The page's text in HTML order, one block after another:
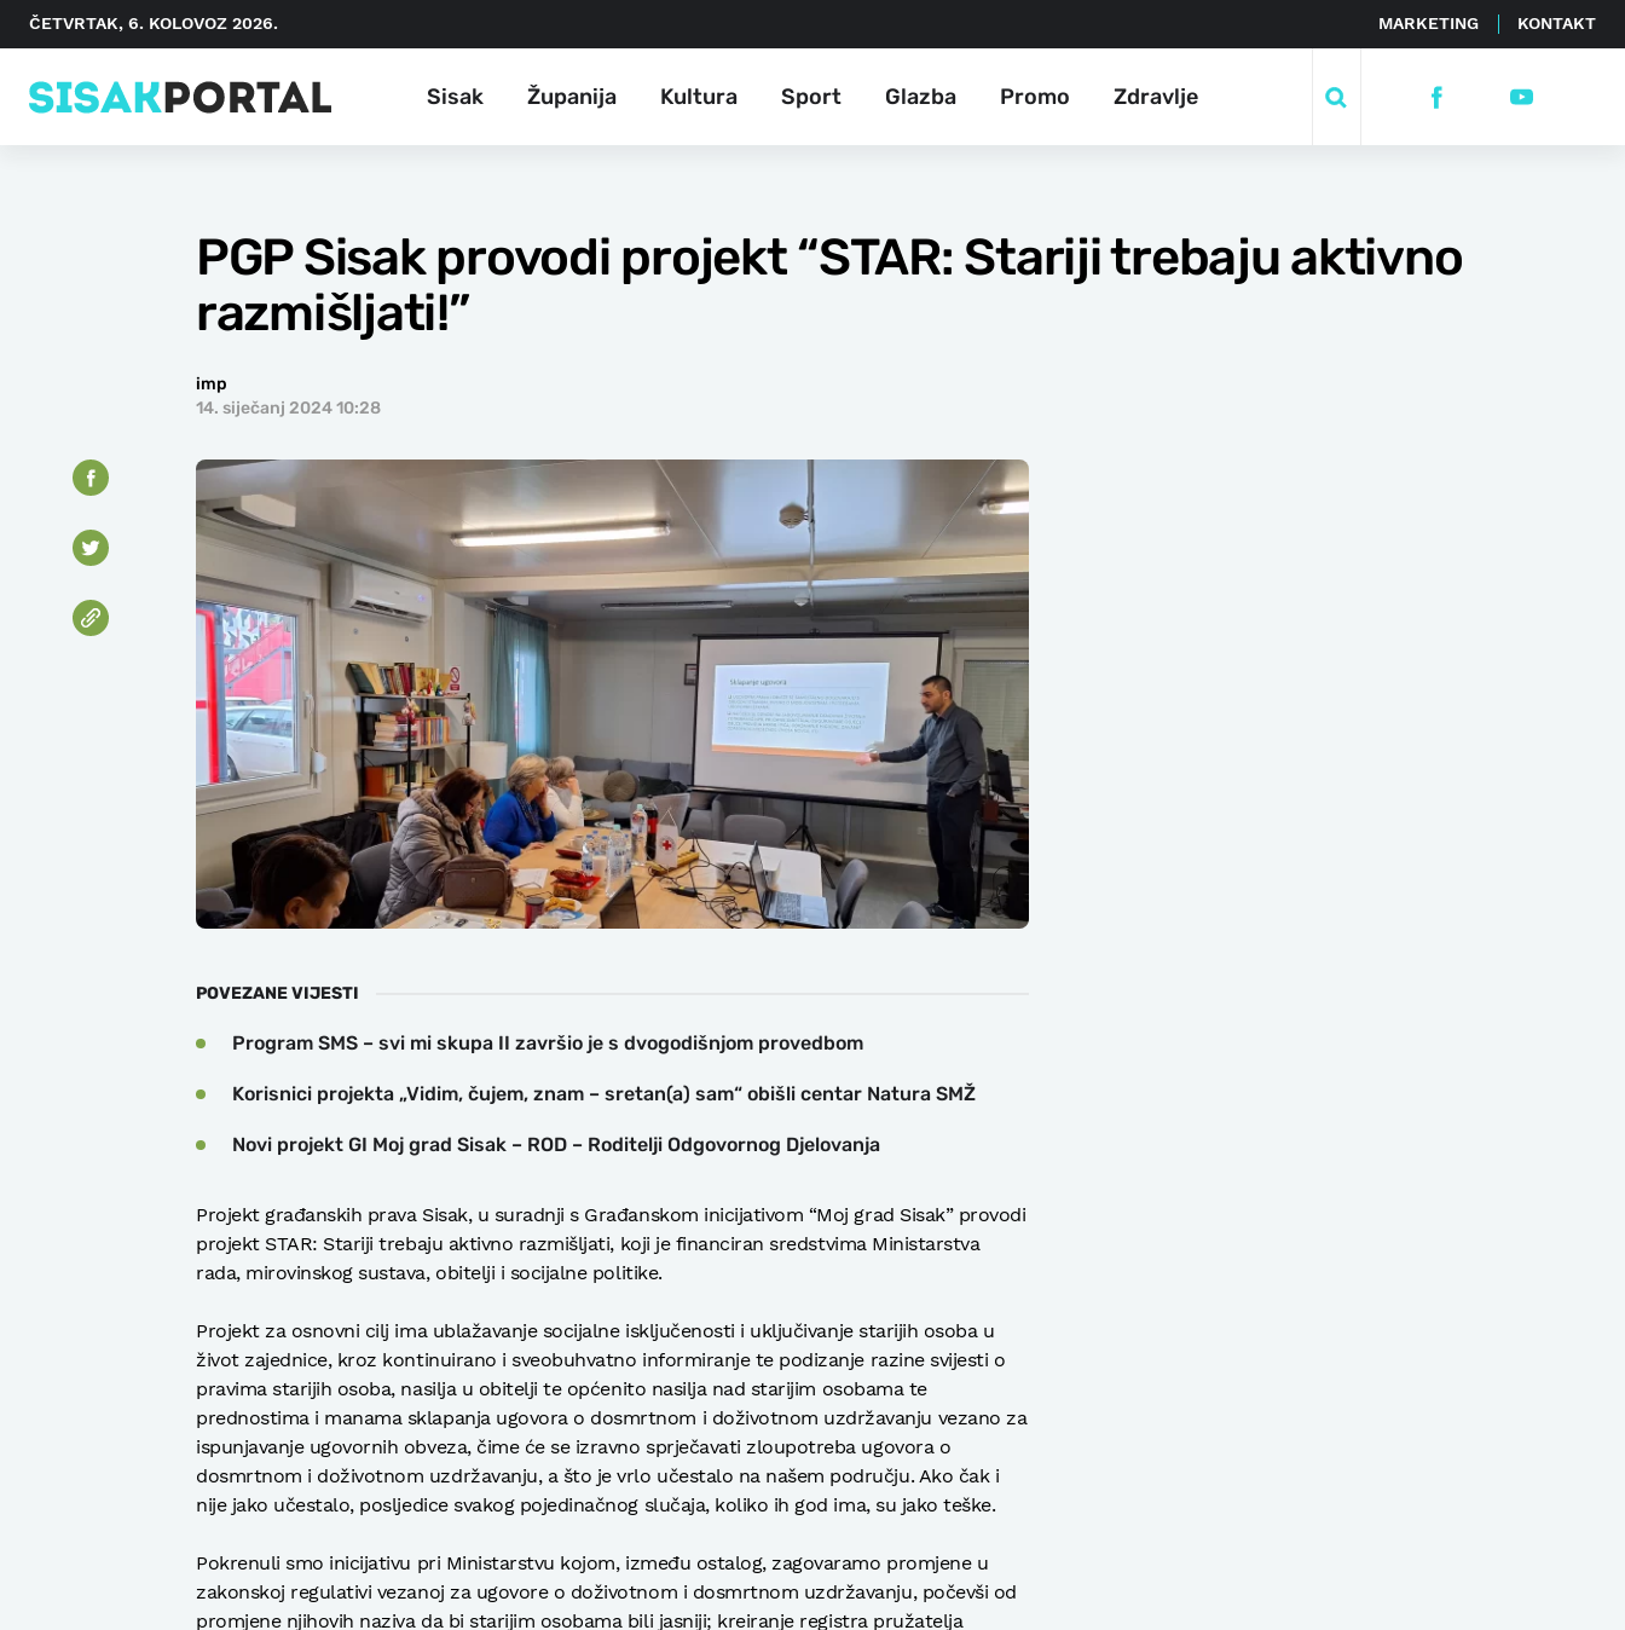
ČETVRTAK, 6. KOLOVOZ 2026. MARKETING KONTAKT
Sisak Županija Kultura Sport Glazba Promo Zdravlje
PGP Sisak provodi projekt “STAR: Stariji trebaju aktivno
razmišljati!”
imp
14. siječanj 2024 10:28
POVEZANE VIJESTI
Program SMS – svi mi skupa II završio je s dvogodišnjom provedbom
Korisnici projekta „Vidim, čujem, znam – sretan(a) sam“ obišli centar Natura SMŽ
Novi projekt GI Moj grad Sisak – ROD – Roditelji Odgovornog Djelovanja
Projekt građanskih prava Sisak, u suradnji s Građanskom inicijativom “Moj grad Sisak” provodi
projekt STAR: Stariji trebaju aktivno razmišljati, koji je financiran sredstvima Ministarstva
rada, mirovinskog sustava, obitelji i socijalne politike.
Projekt za osnovni cilj ima ublažavanje socijalne isključenosti i uključivanje starijih osoba u
život zajednice, kroz kontinuirano i sveobuhvatno informiranje te podizanje razine svijesti o
pravima starijih osoba, nasilja u obitelji te općenito nasilja nad starijim osobama te
prednostima i manama sklapanja ugovora o dosmrtnom i doživotnom uzdržavanju vezano za
ispunjavanje ugovornih obveza, čime će se izravno sprječavati zloupotreba ugovora o
dosmrtnom i doživotnom uzdržavanju, a što je vrlo učestalo na našem području. Ako čak i
nije jako učestalo, posljedice svakog pojedinačnog slučaja, koliko ih god ima, su jako teške.
Pokrenuli smo inicijativu pri Ministarstvu kojom, između ostalog, zagovaramo promjene u
zakonskoj regulativi vezanoj za ugovore o doživotnom i dosmrtnom uzdržavanju, počevši od
promjene njihovih naziva da bi starijim osobama bili jasniji; kreiranje registra pružatelja